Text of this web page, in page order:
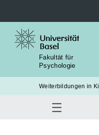
Fakultät für
Psychologie
Weiterbildungen in